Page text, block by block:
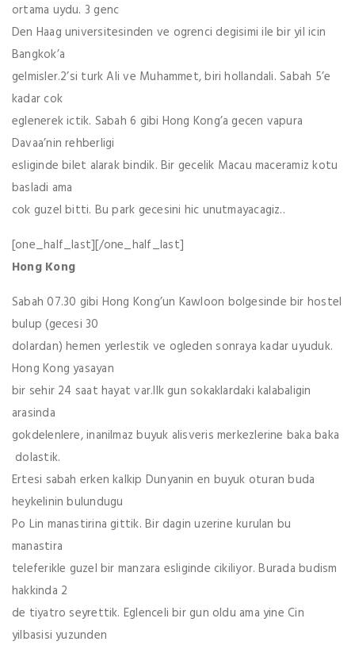
ortama uydu. 3 genc
Den Haag universitesinden ve ogrenci degisimi ile bir yil icin
Bangkok’a
gelmisler.2’si turk Ali ve Muhammet, biri hollandali. Sabah 5’e
kadar cok
eglenerek ictik. Sabah 6 gibi Hong Kong’a gecen vapura
Davaa’nin rehberligi
esliginde bilet alarak bindik. Bir gecelik Macau maceramiz kotu
basladi ama
cok guzel bitti. Bu park gecesini hic unutmayacagiz..
[one_half_last][/one_half_last]
Hong Kong
Sabah 07.30 gibi Hong Kong’un Kawloon bolgesinde bir hostel
bulup (gecesi 30
dolardan) hemen yerlestik ve ogleden sonraya kadar uyuduk.
Hong Kong yasayan
bir sehir 24 saat hayat var.Ilk gun sokaklardaki kalabaligin
arasinda
gokdelenlere, inanilmaz buyuk alisveris merkezlerine baka baka
dolastik.
Ertesi sabah erken kalkip Dunyanin en buyuk oturan buda
heykelinin bulundugu
Po Lin manastirina gittik. Bir dagin uzerine kurulan bu
manastira
teleferikle guzel bir manzara esliginde cikiliyor. Burada budism
hakkinda 2
de tiyatro seyrettik. Eglenceli bir gun oldu ama yine Cin
yilbasisi yuzunden